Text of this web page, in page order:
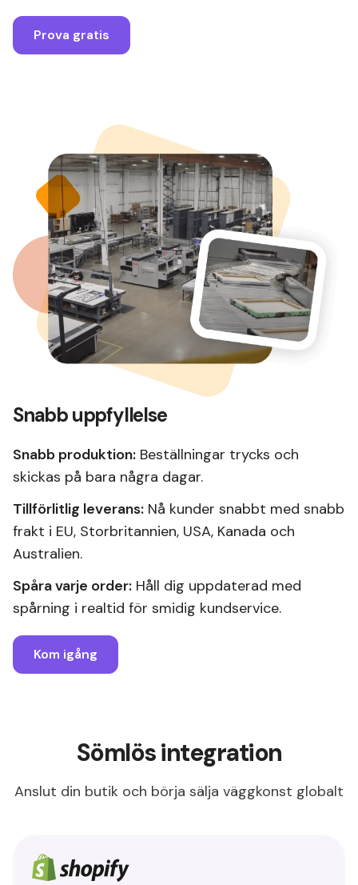
Prova gratis
Snabb uppfyllelse
Snabb produktion: Beställningar trycks och
skickas på bara några dagar.
Tillförlitlig leverans: Nå kunder snabbt med snabb
frakt i EU, Storbritannien, USA, Kanada och
Australien.
Spåra varje order: Håll dig uppdaterad med
spårning i realtid för smidig kundservice.
Kom igång
Sömlös integration
Anslut din butik och börja sälja väggkonst globalt